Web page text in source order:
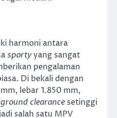
harmoni antara
sportyyang sangat
pengalaman
Di bekali dengan
lebar 1.850 mm,
ground clearance setinggi
salah satu MPV